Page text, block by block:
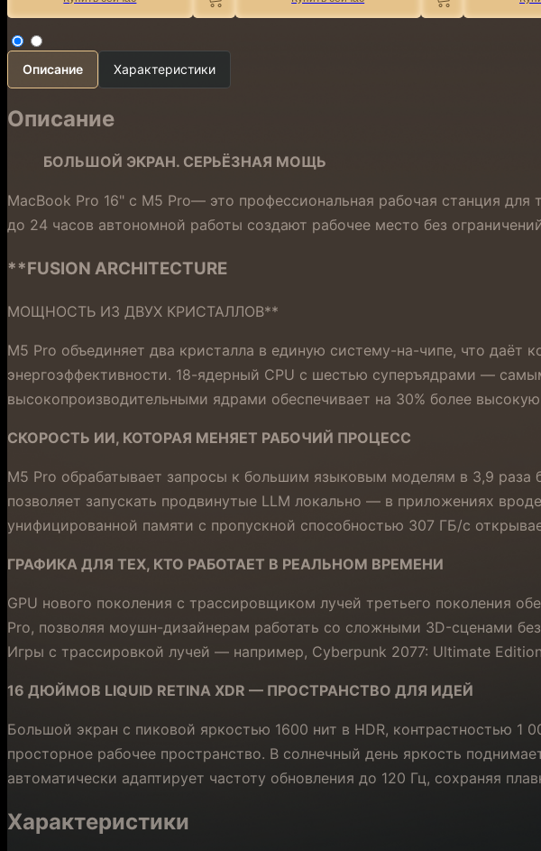
Описание Характеристики
Описание
БОЛЬШОЙ ЭКРАН. СЕРЬЁЗНАЯ МОЩЬ
MacBook Pro 16" с M5 Pro— это профессиональная рабочая станция
до 24 часов автономной работы создают рабочее место без
**FUSION ARCHITECTURE
МОЩНОСТЬ ИЗ ДВУХ КРИСТАЛЛОВ**
M5 Pro объединяет два кристалла в единую систему-на-чипе, что даёт
энергоэффективности. 18-ядерный CPU с шестью суперъядрами —
высокопроизводительными ядрами обеспечивает на 30% более
СКОРОСТЬ ИИ, КОТОРАЯ МЕНЯЕТ РАБОЧИЙ ПРОЦЕСС
M5 Pro обрабатывает запросы к большим языковым моделям в 3,9
позволяет запускать продвинутые LLM локально — в приложениях
унифицированной памяти с пропускной способностью 307 ГБ/с
ГРАФИКА ДЛЯ ТЕХ, КТО РАБОТАЕТ В РЕАЛЬНОМ ВРЕМЕНИ
GPU нового поколения с трассировщиком лучей третьего поколения
Pro, позволяя моушн-дизайнерам работать со сложными 3D-сценами
Игры с трассировкой лучей — например, Cyberpunk 2077: Ultimate
16 ДЮЙМОВ LIQUID RETINA XDR — ПРОСТРАНСТВО ДЛЯ ИДЕЙ
Большой экран с пиковой яркостью 1600 нит в HDR, контрастностью
просторное рабочее пространство. В солнечный день яркость
автоматически адаптирует частоту обновления до 120 Гц, сохраняя
Характеристики